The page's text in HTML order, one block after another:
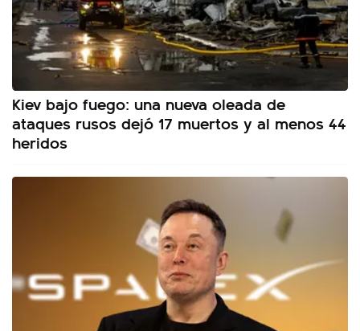
Kiev bajo fuego: una nueva oleada de
ataques rusos dejó 17 muertos y al menos 44
heridos